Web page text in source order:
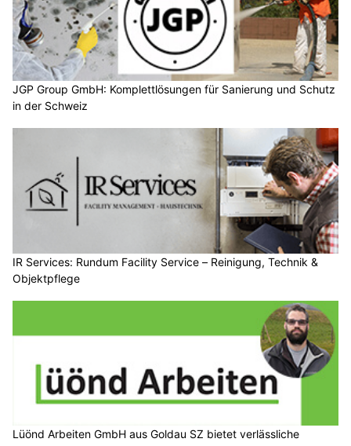
JGP Group GmbH: Komplettlösungen für Sanierung und Schutz
in der Schweiz
IR Services: Rundum Facility Service – Reinigung, Technik &
Objektpflege
Lüönd Arbeiten GmbH aus Goldau SZ bietet verlässliche